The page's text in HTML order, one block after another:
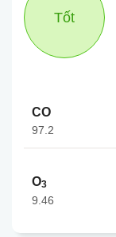
Tốt
CO
97.2
O3
9.46